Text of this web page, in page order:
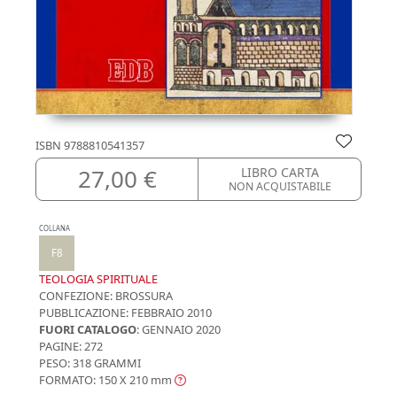
ISBN 9788810541357
27,00 € LIBRO CARTA
NON ACQUISTABILE
COLLANA
F8
TEOLOGIA SPIRITUALE
CONFEZIONE: BROSSURA
PUBBLICAZIONE: FEBBRAIO 2010
FUORI CATALOGO: GENNAIO 2020
PAGINE: 272
PESO: 318 GRAMMI
FORMATO: 150 X 210 mm